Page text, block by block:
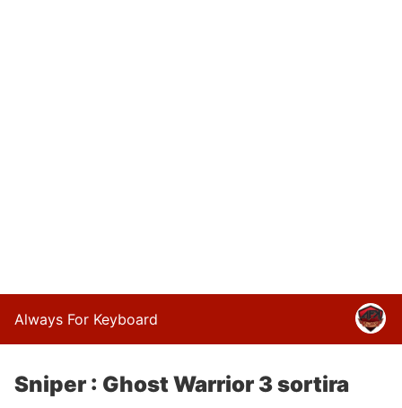
Always For Keyboard
Sniper : Ghost Warrior 3 sortira